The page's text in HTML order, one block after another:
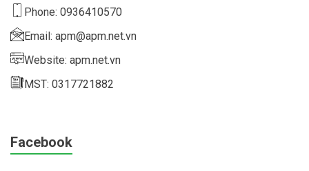
Phone: 0936410570
Email: apm@apm.net.vn
Website: apm.net.vn
MST: 0317721882
Facebook